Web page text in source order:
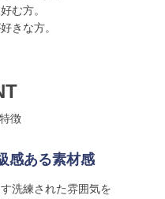
む方。
きな方。
徴
感ある素材感
洗練された雰囲気を